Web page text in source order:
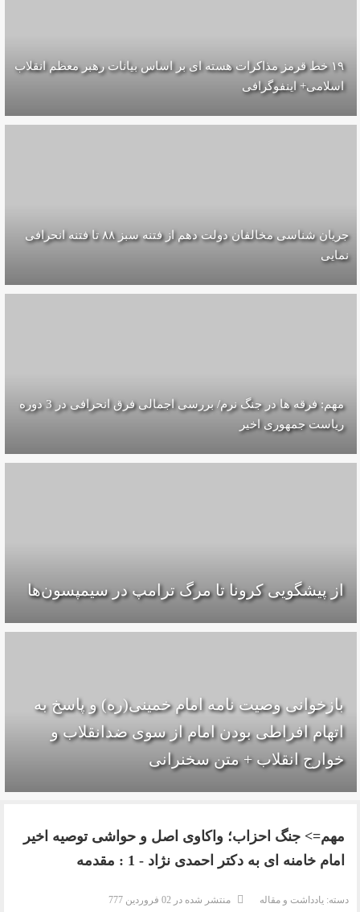
۱۹ خط قرمز مذاکرات هسته ای بر اساس بیانات رهبر معظم انقلاب
اسلامی+ اینفوگرافی
جریان شناسی مخالفان دولت دهم از فتنه سبز ۸۸ تا فتنه انحرافی
نمایی
مهم: فرقه ها در جنگ نرم/ بررسی اجمالی فرق انحرافی در 3 دوره
ریاست جمهوری اخیر
از پیشگویی کرونا تا مرگ ترامپ در سیمپسون‌ها
بازخوانی وصیت نامه امام خمینی(ره) و پاسخ به
اتهام افراطی بودن امام از سوی ضدانقلاب و
خوارج انقلاب + متن سخنرانی
مهم=> جنگ احزاب؛ واکاوی اصل و حواشی توصیه اخیر
امام خامنه ای به دکتر احمدی نژاد - 1 : مقدمه
دسته:یادداشت و مقاله منتشر شده در 02 فروردين 777